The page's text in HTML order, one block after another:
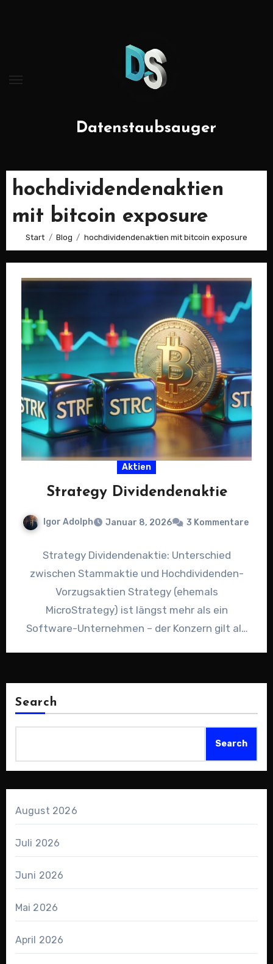
Datenstaubsauger
hochdividendenaktien
mit bitcoin exposure
Start Blog hochdividendenaktien mit bitcoin exposure
Aktien
Strategy Dividendenaktie
Igor Adolph Januar 8, 2026 3 Kommentare
Strategy Dividendenaktie: Unterschied
zwischen Stammaktie und Hochdividenden-
Vorzugsaktien Strategy (ehemals
MicroStrategy) ist längst mehr als ein
Software-Unternehmen – der Konzern gilt als
Search
Search
August 2026
Juli 2026
Juni 2026
Mai 2026
April 2026